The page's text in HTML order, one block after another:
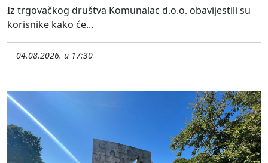
Iz trgovačkog društva Komunalac d.o.o. obavijestili su
korisnike kako će...
04.08.2026. u 17:30